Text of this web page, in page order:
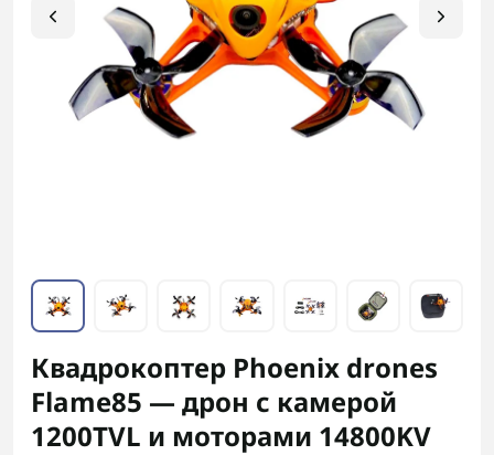
Квадрокоптер Phoenix drones
Flame85 — дрон с камерой
1200TVL и моторами 14800KV